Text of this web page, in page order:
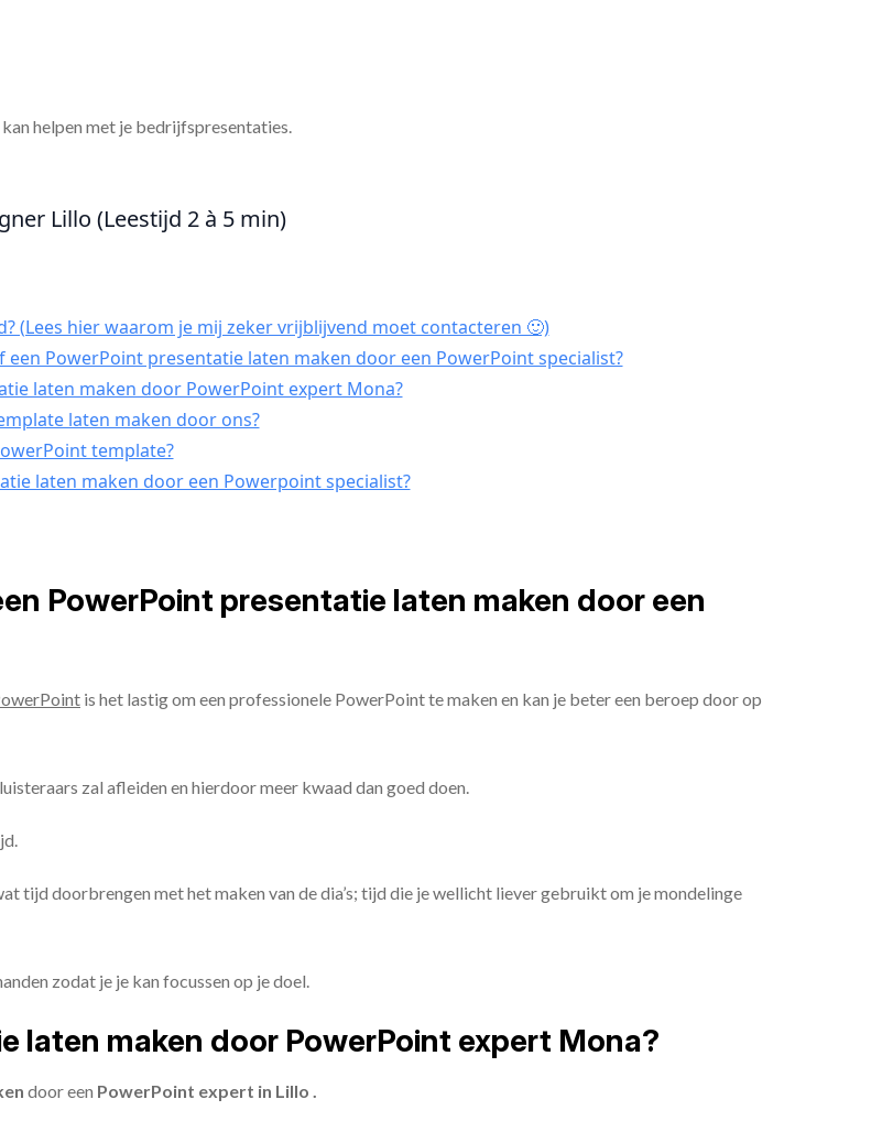
helpen met je bedrijfspresentaties.
Lillo (Leestijd 2 à 5 min)
(Lees hier waarom je mij zeker vrijblijvend moet contacteren 🙂)
PowerPoint presentatie laten maken door een PowerPoint specialist?
laten maken door PowerPoint expert Mona?
laten maken door ons?
template?
laten maken door een Powerpoint specialist?
PowerPoint presentatie laten maken door een
is het lastig om een professionele PowerPoint te maken en kan je beter een beroep door op
zal afleiden en hierdoor meer kwaad dan goed doen.
tijd doorbrengen met het maken van de dia’s; tijd die je wellicht liever gebruikt om je mondelinge
zodat je je kan focussen op je doel.
laten maken door PowerPoint expert Mona?
door een PowerPoint expert in Lillo .